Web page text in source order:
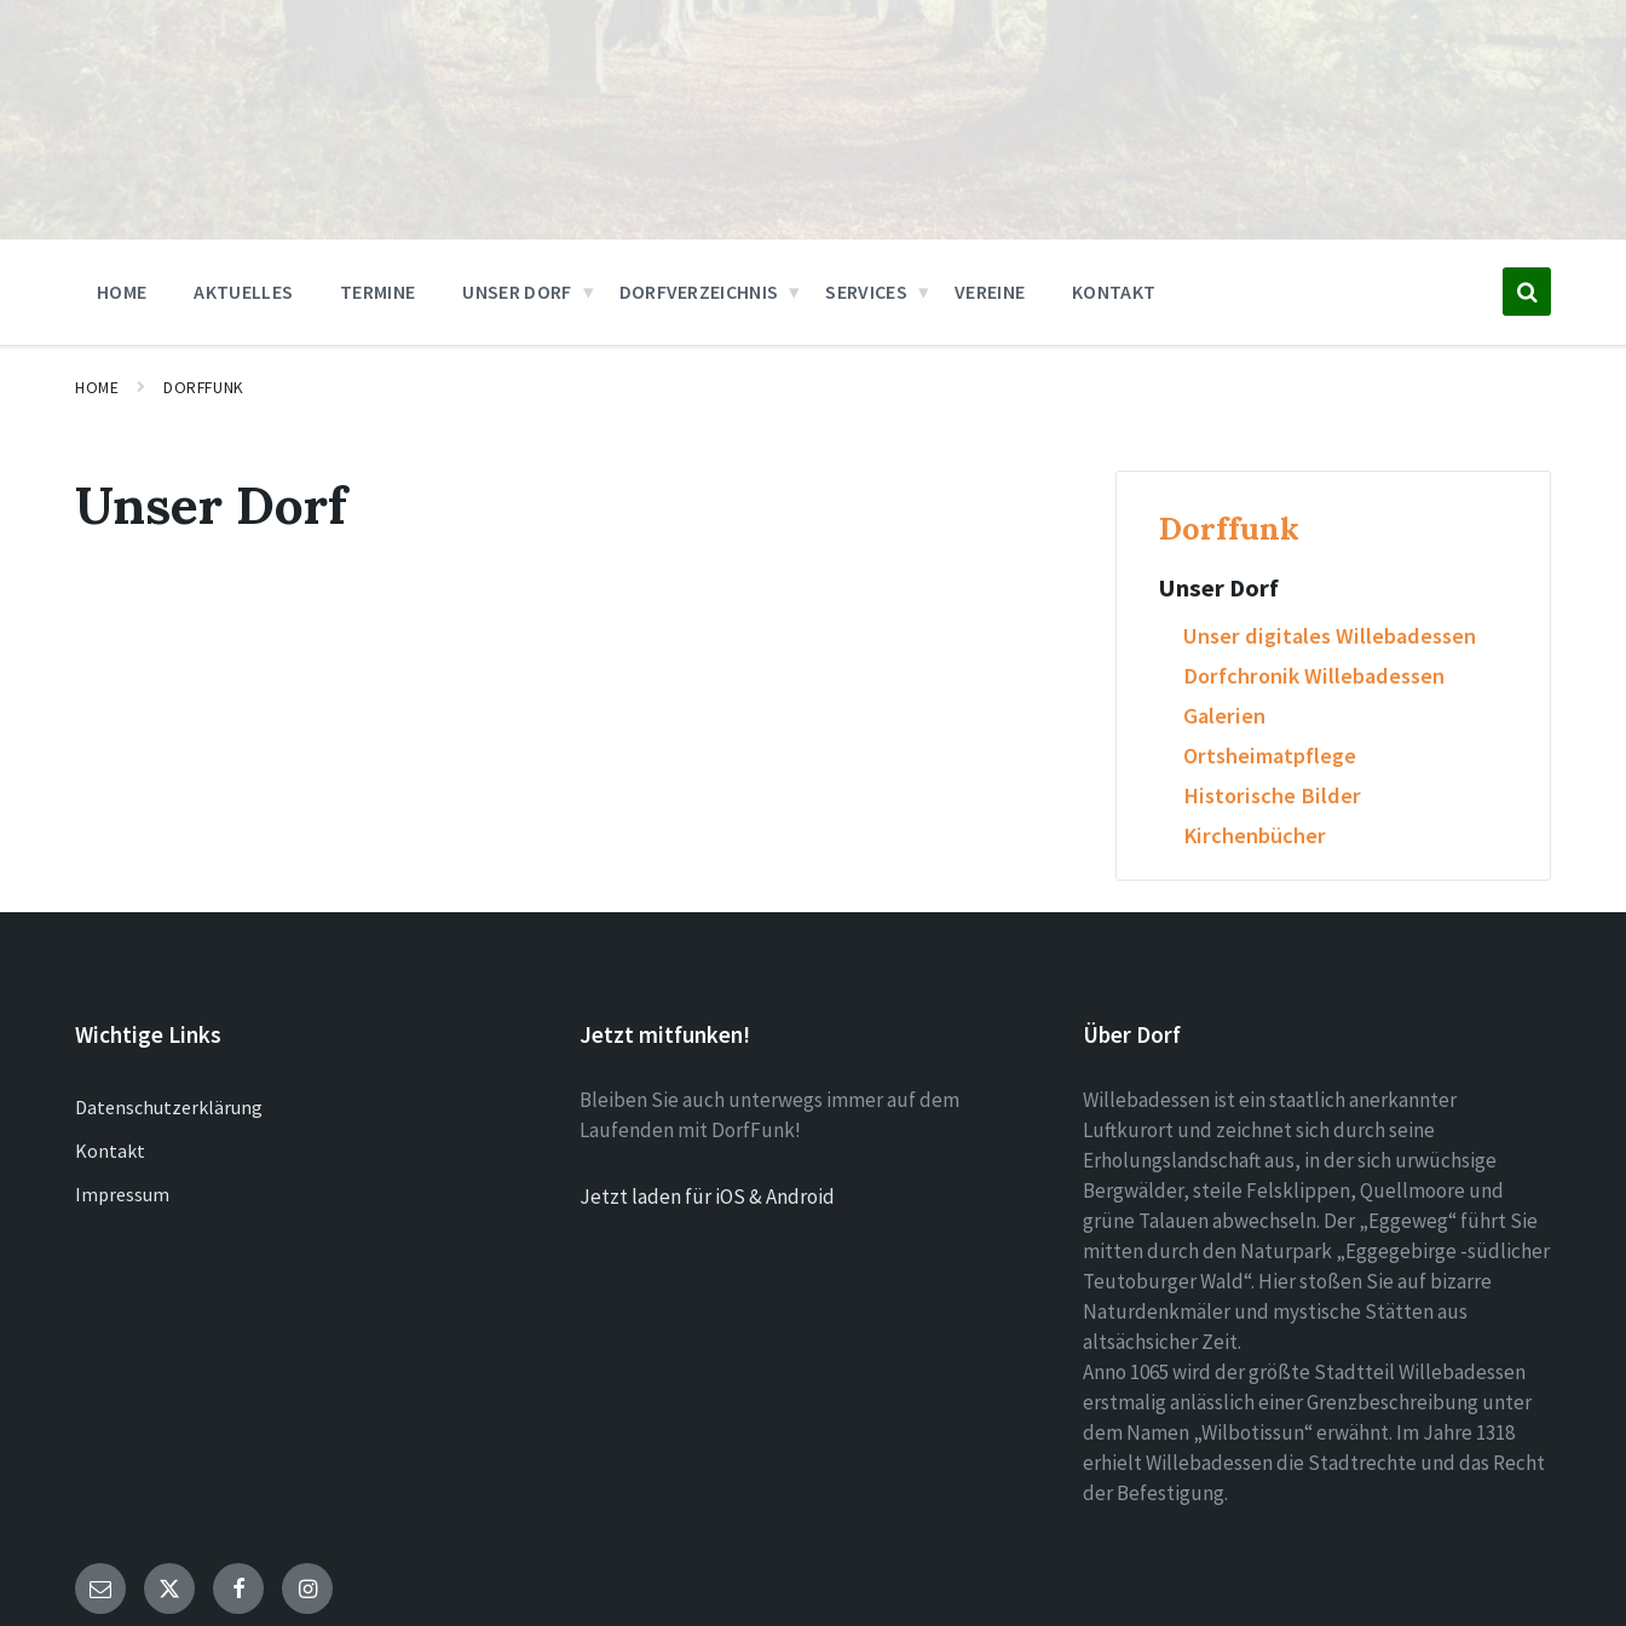
HOME AKTUELLES TERMINE UNSER DORF DORFVERZEICHNIS SERVICES VEREINE KONTAKT
HOME DORFFUNK
Unser Dorf Dorffunk
Unser Dorf
Unser digitales Willebadessen
Dorfchronik Willebadessen
Galerien
Ortsheimatpflege
Historische Bilder
Kirchenbücher
Wichtige Links
Datenschutzerklärung
Kontakt
Impressum
Jetzt mitfunken!
Bleiben Sie auch unterwegs immer auf dem
Laufenden mit DorfFunk!
Jetzt laden für iOS & Android
Über Dorf
Willebadessen ist ein staatlich anerkannter
Luftkurort und zeichnet sich durch seine
Erholungslandschaft aus, in der sich urwüchsige
Bergwälder, steile Felsklippen, Quellmoore und
grüne Talauen abwechseln. Der „Eggeweg“ führt Sie
mitten durch den Naturpark „Eggegebirge -südlicher
Teutoburger Wald“. Hier stoßen Sie auf bizarre
Naturdenkmäler und mystische Stätten aus
altsächsicher Zeit.
Anno 1065 wird der größte Stadtteil Willebadessen
erstmalig anlässlich einer Grenzbeschreibung unter
dem Namen „Wilbotissun“ erwähnt. Im Jahre 1318
erhielt Willebadessen die Stadtrechte und das Recht
der Befestigung.
Email TwitterFacebookInstagram